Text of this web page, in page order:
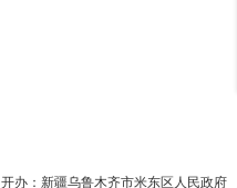
开办：新疆乌鲁木齐市米东区人民政府